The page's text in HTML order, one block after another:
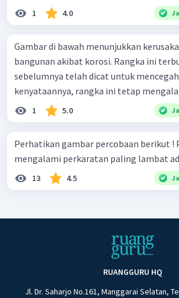
1 4.0
Gambar di bawah menunjukkan
bangunan akibat korosi. Rangka ini
sebelumnya telah dicat untuk
kenyataannya, rangka ini tetap
1 5.0
Perhatikan gambar percobaan berikut ! Paku yang
mengalami perkaratan paling lambat
13 4.5
RUANGGURU HQ
Jl. Dr. Saharjo No.161, Manggarai Selatan,